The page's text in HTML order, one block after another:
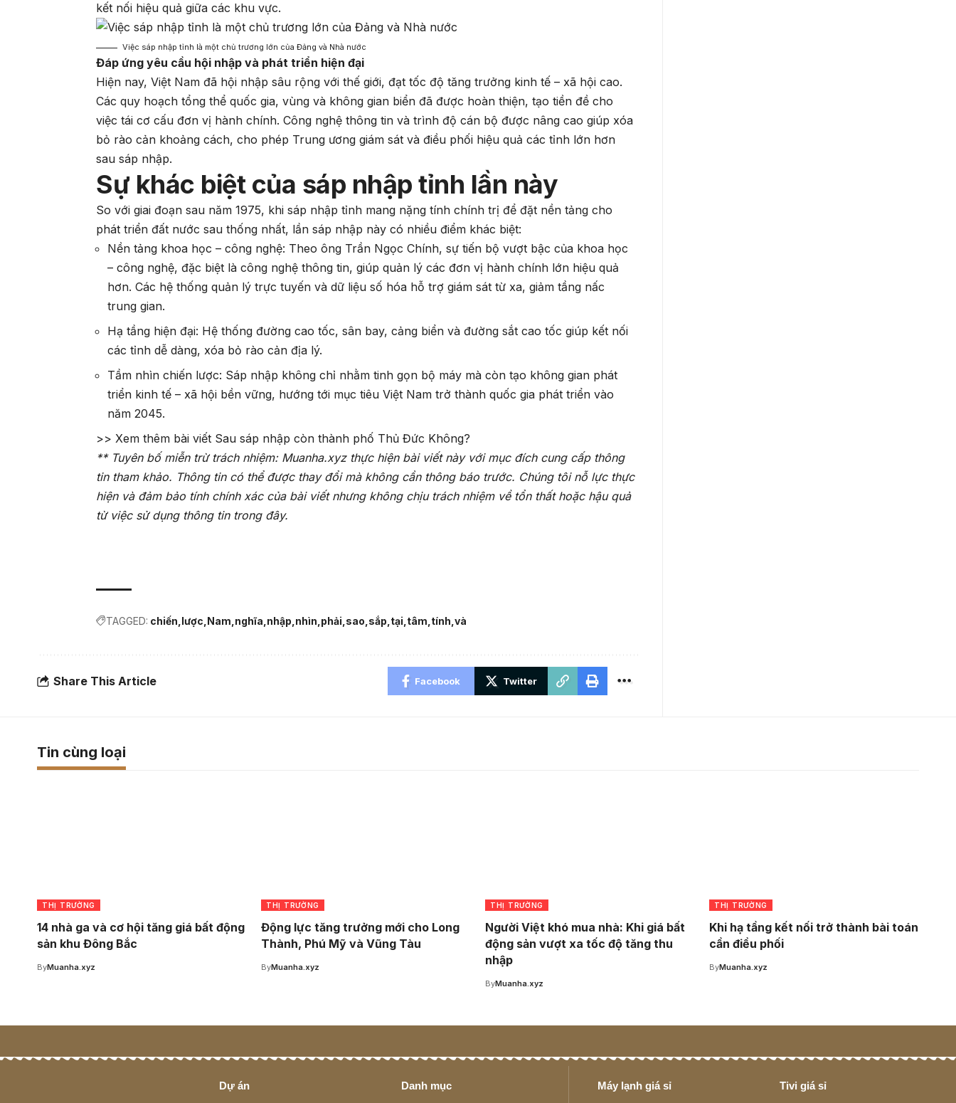
kết nối hiệu quả giữa các khu vực.
Việc sáp nhập tỉnh là một chủ trương lớn của Đảng và Nhà nước
Đáp ứng yêu cầu hội nhập và phát triển hiện đại
Hiện nay, Việt Nam đã hội nhập sâu rộng với thế giới, đạt tốc độ tăng trưởng kinh tế – xã hội cao.
Các quy hoạch tổng thể quốc gia, vùng và không gian biển đã được hoàn thiện, tạo tiền đề cho
việc tái cơ cấu đơn vị hành chính. Công nghệ thông tin và trình độ cán bộ được nâng cao giúp xóa
bỏ rào cản khoảng cách, cho phép Trung ương giám sát và điều phối hiệu quả các tỉnh lớn hơn
sau sáp nhập.
Sự khác biệt của sáp nhập tỉnh lần này
So với giai đoạn sau năm 1975, khi sáp nhập tỉnh mang nặng tính chính trị để đặt nền tảng cho
phát triển đất nước sau thống nhất, lần sáp nhập này có nhiều điểm khác biệt:
Nền tảng khoa học – công nghệ: Theo ông Trần Ngọc Chính, sự tiến bộ vượt bậc của khoa học
– công nghệ, đặc biệt là công nghệ thông tin, giúp quản lý các đơn vị hành chính lớn hiệu quả
hơn. Các hệ thống quản lý trực tuyến và dữ liệu số hóa hỗ trợ giám sát từ xa, giảm tầng nấc
trung gian.
Hạ tầng hiện đại: Hệ thống đường cao tốc, sân bay, cảng biển và đường sắt cao tốc giúp kết nối
các tỉnh dễ dàng, xóa bỏ rào cản địa lý.
Tầm nhìn chiến lược: Sáp nhập không chỉ nhằm tinh gọn bộ máy mà còn tạo không gian phát
triển kinh tế – xã hội bền vững, hướng tới mục tiêu Việt Nam trở thành quốc gia phát triển vào
năm 2045.
>> Xem thêm bài viết Sau sáp nhập còn thành phố Thủ Đức Không?
** Tuyên bố miễn trừ trách nhiệm: Muanha.xyz thực hiện bài viết này với mục đích cung cấp thông
tin tham khảo. Thông tin có thể được thay đổi mà không cần thông báo trước. Chúng tôi nỗ lực thực
hiện và đảm bảo tính chính xác của bài viết nhưng không chịu trách nhiệm về tổn thất hoặc hậu quả
từ việc sử dụng thông tin trong đây.
TAGGED: chiến lược Nam nghĩa nhập nhìn phải sao sắp tại tâm tính và
Share This Article Facebook Twitter
Tin cùng loại
THỊ TRƯỜNG
14 nhà ga và cơ hội tăng giá bất động
sản khu Đông Bắc
ByMuanha.xyz
THỊ TRƯỜNG
Động lực tăng trưởng mới cho Long
Thành, Phú Mỹ và Vũng Tàu
ByMuanha.xyz
THỊ TRƯỜNG
Người Việt khó mua nhà: Khi giá bất
động sản vượt xa tốc độ tăng thu
nhập
ByMuanha.xyz
THỊ TRƯỜNG
Khi hạ tầng kết nối trở thành bài toán
cần điều phối
ByMuanha.xyz
Dự án Danh mục Máy lạnh giá sỉ Tivi giá sỉ